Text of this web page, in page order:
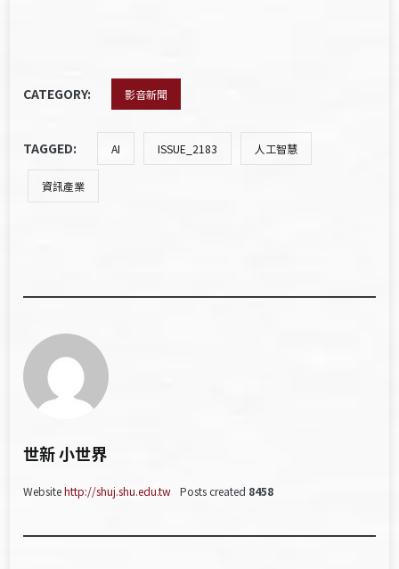
CATEGORY: 影音新聞
TAGGED: AI ISSUE_2183 人工智慧
資訊產業
世新 小世界
Websitehttp://shuj.shu.edu.tw Posts created 8458